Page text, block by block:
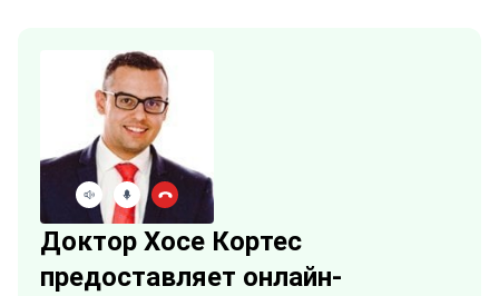
Доктор Хосе Кортес
предоставляет онлайн-